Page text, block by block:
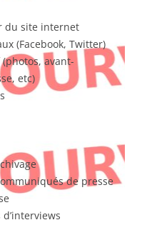
du site internet
(Facebook, Twitter)
avant-
etc)
de presse